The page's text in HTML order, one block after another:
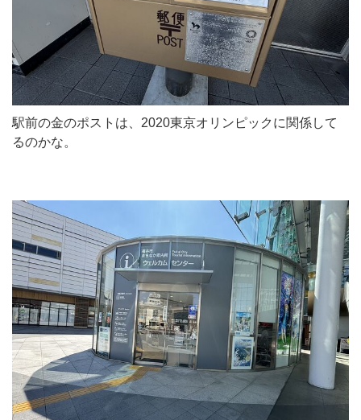
駅前の金のポストは、2020東京オリンピックに関係して
るのかな。